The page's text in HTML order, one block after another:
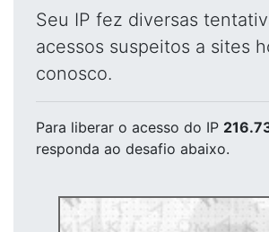
Seu IP fez diversas
acessos suspeitos a sites
conosco.
Para liberar o acesso do IP
responda ao desafio abaixo.